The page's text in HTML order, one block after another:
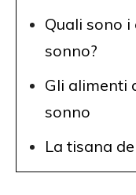
Quali sono
sonno?
Gli alimenti
sonno
La tisana